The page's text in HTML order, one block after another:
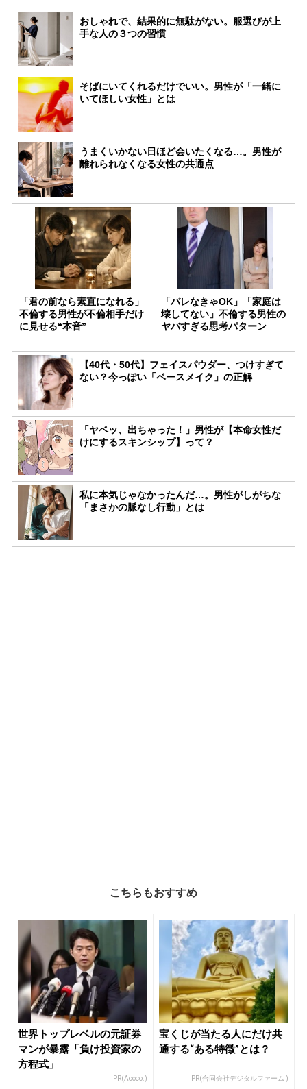
おしゃれで、結果的に無駄がない。服選びが上
手な人の３つの習慣
そばにいてくれるだけでいい。男性が「一緒に
いてほしい女性」とは
うまくいかない日ほど会いたくなる…。男性が
離れられなくなる女性の共通点
「君の前なら素直になれる」
不倫する男性が不倫相手だけ
に見せる“本音”
「バレなきゃOK」「家庭は
壊してない」不倫する男性の
ヤバすぎる思考パターン
【40代・50代】フェイスパウダー、つけすぎて
ない？今っぽい「ベースメイク」の正解
「ヤベッ、出ちゃった！」男性が【本命女性だ
けにするスキンシップ】って？
私に本気じゃなかったんだ…。男性がしがちな
「まさかの脈なし行動」とは
こちらもおすすめ
世界トップレベルの元証券
マンが暴露「負け投資家の
方程式」
PR(Acoco.)
宝くじが当たる人にだけ共
通する“ある特徴”とは？
PR(合同会社デジタルファーム )